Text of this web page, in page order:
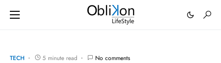
TECH 5 minute read No comments